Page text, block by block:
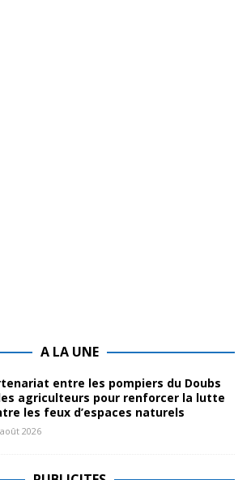
A LA UNE
entre les pompiers du Doubs
agriculteurs pour renforcer la lutte
les feux d’espaces naturels
2026